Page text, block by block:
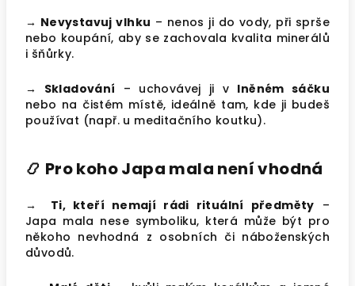
→ Nevystavuj vlhku – nenos ji do vody, při sprše
nebo koupání, aby se zachovala kvalita minerálů
i šňůrky.
→ Skladování – uchovávej ji v lněném sáčku
nebo na čistém místě, ideálně tam, kde ji budeš
používat (např. u meditačního koutku).
📿 Pro koho Japa mala není vhodná
→ Ti, kteří nemají rádi rituální předměty –
Japa mala nese symboliku, která může být pro
někoho nevhodná z osobních či náboženských
důvodů.